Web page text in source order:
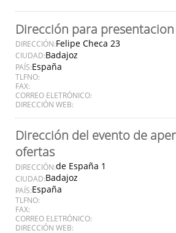
Dirección para
DIRECCIÓN:Felipe Checa 23
CIUDAD:Badajoz
PAÍS:España
TLFNO:
FAX:
CORREO ELETRÓNICO:
DIRECCIÓN WEB:
Dirección del evento de
ofertas
DIRECCIÓN:de España 1
CIUDAD:Badajoz
PAÍS:España
TLFNO:
FAX:
CORREO ELETRÓNICO:
DIRECCIÓN WEB: